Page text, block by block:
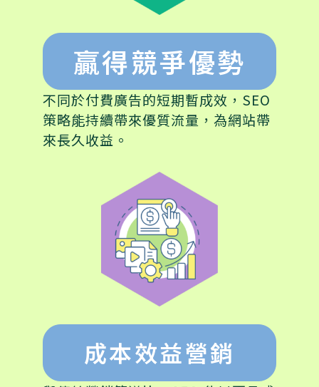
贏得競爭優勢
不同於付費廣告的短期暫成效，SEO
策略能持續帶來優質流量，為網站帶
來長久收益。
成本效益營銷